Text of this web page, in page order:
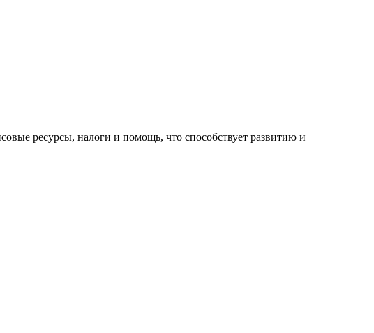
ресурсы, налоги и помощь, что способствует развитию и